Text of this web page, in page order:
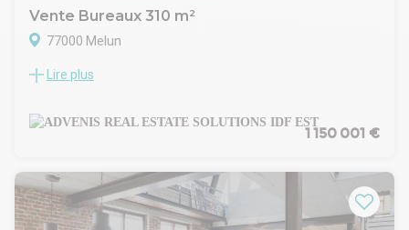
Vente Bureaux 310 m²
77000 Melun
ADVENIS CONSEIL vous propose à la vente à Melun un
m², au sein d'un immeuble de bon standing en R+5.
Plateau très lumineux, avec bureaux cloisonnés et open
en sous-sol incluses dans le prix de vente. Possibilité
d'extension de 35 m² supplémentaires.
Situé sur la commune de Melun, à proximité immédiate de la
Lire plus
1 150 001 €